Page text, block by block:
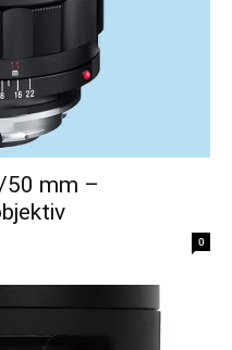
50 mm –
0